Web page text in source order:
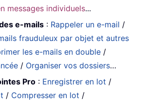
messages individuels...
e-mails : Rappeler un e-mail /
frauduleux par objet et autres
les e-mails en double /
/ Organiser vos dossiers…
Pro : Enregistrer en lot /
/ Compresser en lot /